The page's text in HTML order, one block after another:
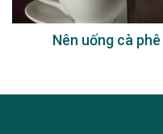
Nên uống cà